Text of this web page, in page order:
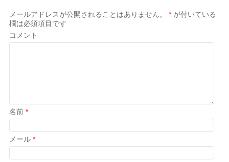
メールアドレスが公開されることはありません。 * が付いている
欄は必須項目です
コメント
名前*
メール*